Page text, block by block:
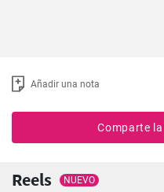
Añadir una nota
Comparte
Reels NUEVO